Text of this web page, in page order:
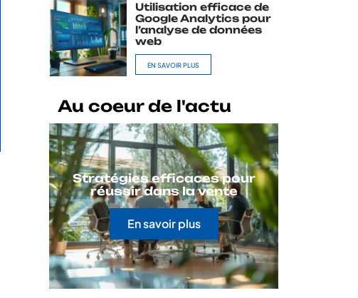
Utilisation efficace de
Google Analytics pour
l’analyse de données
web
EN SAVOIR PLUS
Au coeur de l'actu
Stratégies efficaces pour
réussir dans la vente
En savoir plus